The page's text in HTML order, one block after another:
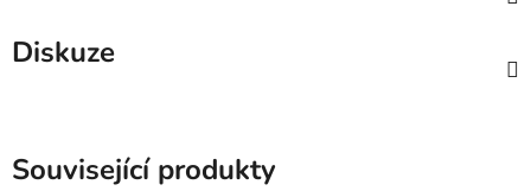
Diskuze
Související produkty